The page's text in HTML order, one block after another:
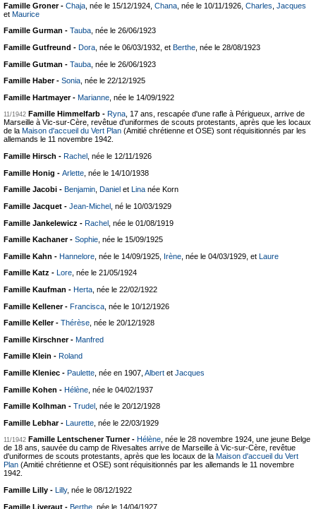
Famille Groner - Chaja , née le 15/12/1924, Chana , née le 10/11/1926, Charles Jacques
et Maurice
Famille Gurman - Tauba, née le 26/06/1923
Famille Gutfreund - Dora , née le 06/03/1932, et Berthe , née le 28/08/1923
Famille Gutman - Tauba , née le 26/06/1923
Famille Haber - Sonia , née le 22/12/1925
Famille Hartmayer - Marianne , née le 14/09/1922
11/1942 Famille Himmelfarb - Ryna, 17 ans, rescapée d'une rafle à Périgueux, arrive de
Marseille à Vic-sur-Cère, revêtue d'uniformes de scouts protestants, après que les locaux
de la Maison d'accueil du Vert Plan (Amitié chrétienne et OSE) sont réquisitionnés par les
allemands le 11 novembre 1942.
Famille Hirsch - Rachel , née le 12/11/1926
Famille Honig - Arlette , née le 14/10/1938
Famille Jacobi - Benjamin Daniel et Lina née Korn
Famille Jacquet - Jean-Michel , né le 10/03/1929
Famille Jankelewicz - Rachel , née le 01/08/1919
Famille Kachaner - Sophie , née le 15/09/1925
Famille Kahn - Hannelore , née le 14/09/1925, Irène , née le 04/03/1929, et Laure
Famille Katz -
Lore , née le 21/05/1924
Famille Kaufman - Herta , née le 22/02/1922
Famille Kellener - Francisca , née le 10/12/1926
Famille Keller - Thérèse , née le 20/12/1928
Famille Kirschner - Manfred
Famille Klein - Roland
Famille Kleniec - Paulette , née en 1907, Albert et Jacques
Famille Kohen - Hélène , née le 04/02/1937
Famille Kolhman - Trudel
, née le 20/12/1928
Famille Lebhar - Laurette , née le 22/03/1929
11/1942 Famille Lentschener Turner - Hélène, née le 28 novembre 1924, une jeune Belge
de 18 ans, sauvée du camp de Rivesaltes arrive de Marseille à Vic-sur-Cère, revêtue
d'uniformes de scouts protestants, après que les locaux de la Maison d'accueil du Vert
Plan (Amitié chrétienne et OSE) sont réquisitionnés par les allemands le 11 novembre
1942.
Famille Lilly - Lilly, née le 08/12/1922
Famille Liveraut - Berthe , née le 14/04/1927